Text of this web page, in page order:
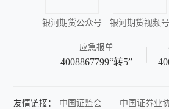
银河期货公众号 银河期货视频号
应急报单
4008867799“转5”
友情链接： 中国证监会
中国证券业